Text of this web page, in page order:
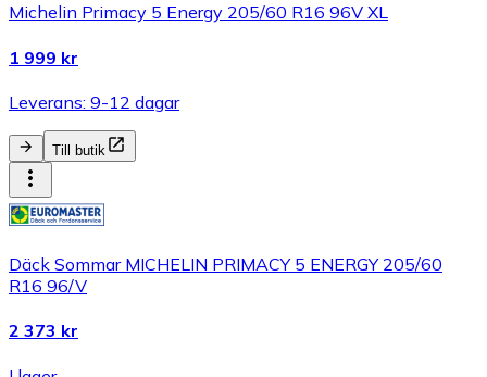
Michelin Primacy 5 Energy 205/60 R16 96V XL
1 999 kr
Leverans: 9-12 dagar
Till butik
Däck Sommar MICHELIN PRIMACY 5 ENERGY 205/60
R16 96/V
2 373 kr